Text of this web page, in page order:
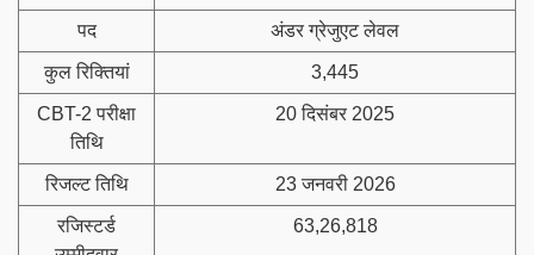
पद अंडर ग्रेजुएट लेवल
कुल रिक्तियां 3,445
CBT-2 परीक्षा
तिथि
20 दिसंबर 2025
रिजल्ट तिथि 23 जनवरी 2026
रजिस्टर्ड
63,26,818